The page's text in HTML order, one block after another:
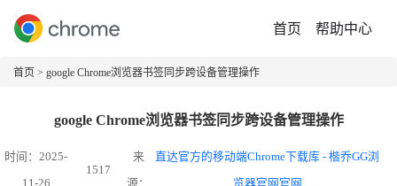
首页 帮助中心
首页 > google Chrome浏览器书签同步跨设备管理操作
google Chrome浏览器书签同步跨设备管理操作
时间：2025-
11-26
1517
来
源：
直达官方的移动端Chrome下载库 - 楷乔GG浏
览器官网官网